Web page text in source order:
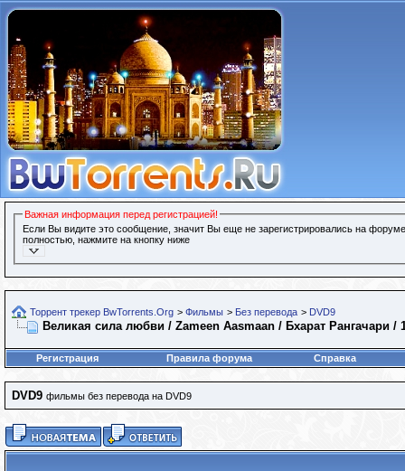
Важная информация перед регистрацией!
Если Вы видите это сообщение, значит Вы еще не зарегистрировались на
полностью, нажмите на кнопку ниже
Торрент трекер BwTorrents.Org > Фильмы > Без перевода > DVD9
Великая сила любви / Zameen Aasmaan / Бхарат Рангачари /
Регистрация Правила форума Справка
DVD9 фильмы без перевода на DVD9